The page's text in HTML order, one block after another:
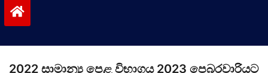
2022 සාමාන්‍ය පෙළ විභාගය 2023 පෙබරවාරියට